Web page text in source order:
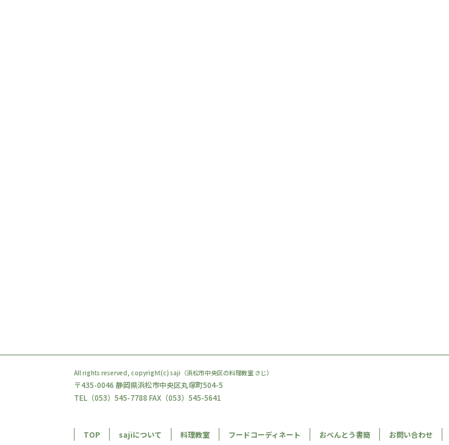
All rights reserved, copyright(c) saji（浜松市中央区の料理教室 さじ）
〒435-0046 静岡県浜松市中央区丸塚町504-5
TEL（053）545-7788 FAX（053）545-5641
TOP sajiについて 料理教室 フードコーディネート おべんとう書簡 お問い合わせ